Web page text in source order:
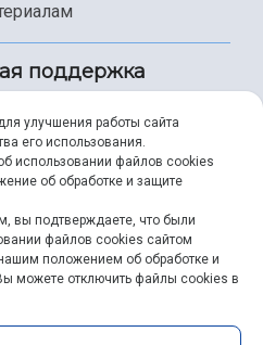
поддержка
267-49-99
улучшения работы сайта
его использования.
использовании файлов cookies
об обработке и защите
вы подтверждаете, что были
файлов cookies сайтом
положением об обработке и
можете отключить файлы cookies в